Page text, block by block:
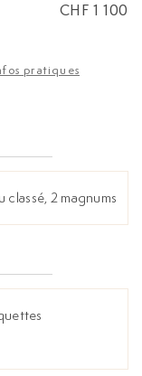
CHF 1 100
pratiques
classé, 2 magnums